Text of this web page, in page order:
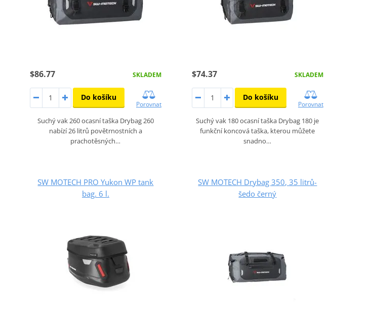
$86.77 SKLADEM
Do košíku
Porovnat
Suchý vak 260 ocasní taška Drybag 260
nabízí 26 litrů povětrnostních a
prachotěsných…
$74.37 SKLADEM
Do košíku
Porovnat
Suchý vak 180 ocasní taška Drybag 180 je
funkční koncová taška, kterou můžete
snadno…
SW MOTECH PRO Yukon WP tank
bag. 6 l.
SW MOTECH Drybag 350, 35 litrů-
šedo černý